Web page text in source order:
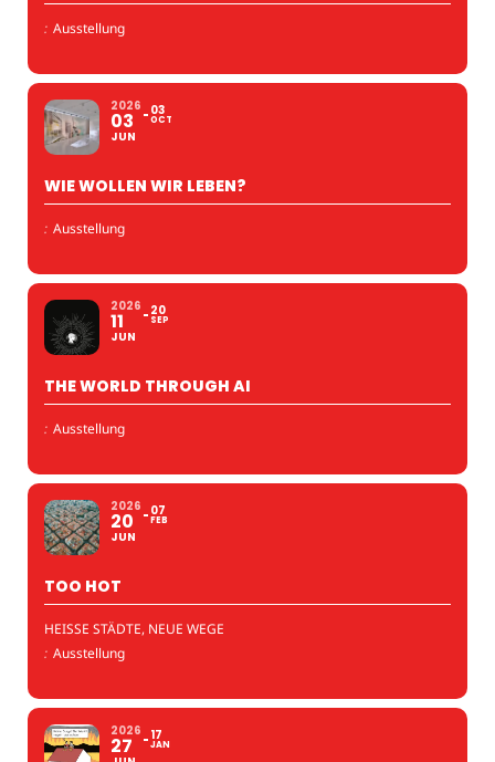
: Ausstellung
2026
03
JUN
03
OCT
WIE WOLLEN WIR LEBEN?
: Ausstellung
2026
11
JUN
20
SEP
THE WORLD THROUGH AI
: Ausstellung
2026
20
JUN
07
FEB
TOO HOT
HEISSE STÄDTE, NEUE WEGE
: Ausstellung
2026
27 17
JAN